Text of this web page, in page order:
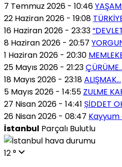
7 Temmuz 2026 - 10:46
22 Haziran 2026 - 19:08
16 Haziran 2026 - 23:33
8 Haziran 2026 - 20:57
1 Haziran 2026 - 20:30
25 Mayıs 2026 - 21:23
18 Mayıs 2026 - 23:18ALIŞMAK…
5 Mayıs 2026 - 14:55 ZULME
27 Nisan 2026 - 14:41 ȘİDDET
26 Nisan 2026 - 08:47 Kayyum
İstanbul Parçalı Bulutlu
12 °